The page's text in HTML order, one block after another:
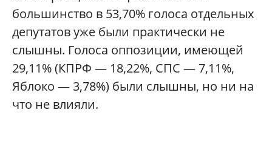
большинство в 53,70% голоса отдельных
депутатов уже были практически не
слышны. Голоса оппозиции, имеющей
29,11% (КПРФ — 18,22%, СПС — 7,11%,
Яблоко — 3,78%) были слышны, но ни на
что не влияли.